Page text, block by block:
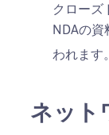
クローズ
NDAの資
われます
ネット